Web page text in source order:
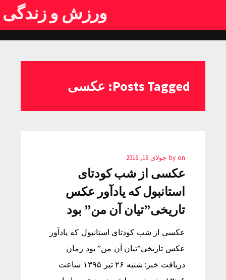
ورزش و زندگی
Posts Tagged: عکسی
by on جولای 16, 2016
عکسی از شب کودتای
استانبول که یادآور عکس
تاریخی”تیان آن من” بود
عکسی از شب کودتای استانبول که یادآور
عکس تاریخی”تیان آن من” بود زمان
دریافت خبر: شنبه ۲۶ تیر ۱۳۹۵ ساعت